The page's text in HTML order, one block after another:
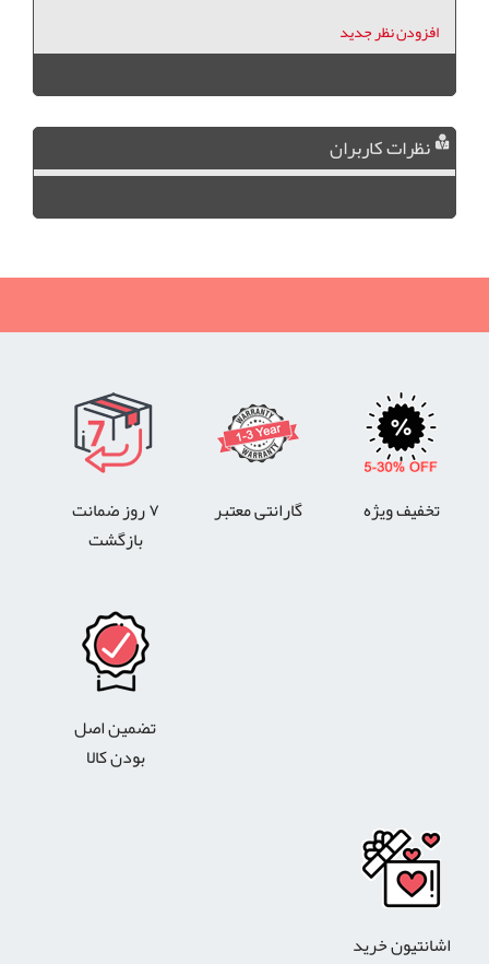
افزودن نظر جدید
نظرات کاربران
تخفیف ویژه گارانتی معتبر
۷ روز ضمانت
بازگشت
تضمین اصل
بودن کالا
اشانتیون خرید